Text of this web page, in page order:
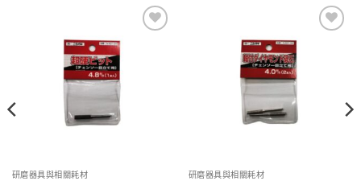
研磨器具與相關耗材 研磨器具與相關耗材